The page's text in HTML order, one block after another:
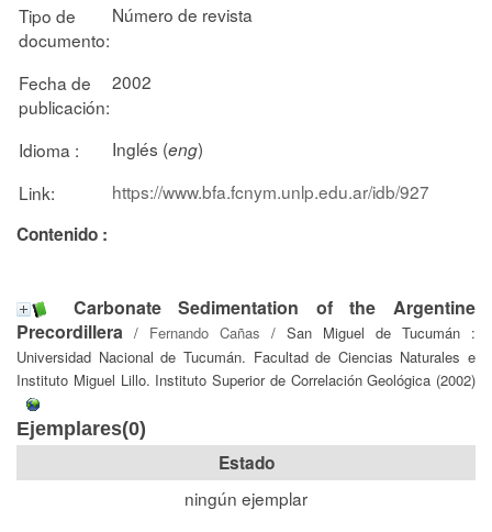
Tipo de
documento:
Número de revista
Fecha de
publicación:
2002
Idioma : Inglés (eng)
Link:
https://www.bfa.fcnym.unlp.edu.ar/idb/927
Contenido :
Carbonate Sedimentation of the Argentine
Precordillera / Fernando Cañas / San Miguel de Tucumán :
Universidad Nacional de Tucumán. Facultad de Ciencias Naturales e
Instituto Miguel Lillo. Instituto Superior de Correlación Geológica (2002)
Ejemplares(0)
Estado
ningún ejemplar